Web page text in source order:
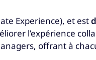
Experience), et est
l’expérience
offrant à